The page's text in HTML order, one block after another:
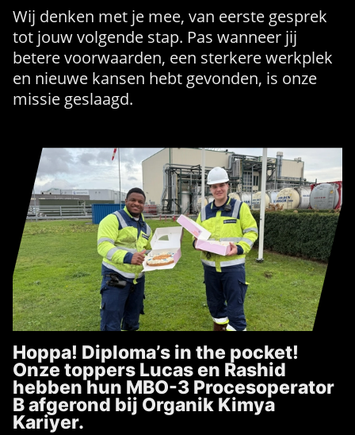
Wij denken met je mee, van eerste gesprek
tot jouw volgende stap. Pas wanneer jij
betere voorwaarden, een sterkere werkplek
en nieuwe kansen hebt gevonden, is onze
missie geslaagd.
Hoppa! Diploma’s in the pocket!
Onze toppers Lucas en Rashid
hebben hun MBO-3 Procesoperator
B afgerond bij Organik Kimya
Kariyer.